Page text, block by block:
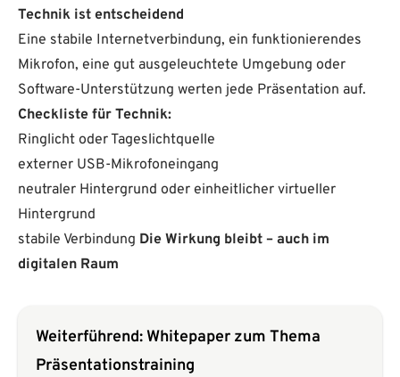
Technik ist entscheidend
Eine stabile Internetverbindung, ein funktionierendes
Mikrofon, eine gut ausgeleuchtete Umgebung oder
Software-Unterstützung werten jede Präsentation auf.
Checkliste für Technik:
Ringlicht oder Tageslichtquelle
externer USB-Mikrofoneingang
neutraler Hintergrund oder einheitlicher virtueller
Hintergrund
stabile Verbindung Die Wirkung bleibt – auch im
digitalen Raum
Weiterführend: Whitepaper zum Thema
Präsentationstraining